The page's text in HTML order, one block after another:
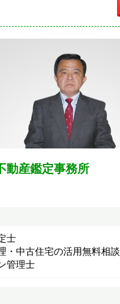
動産鑑定事務所
士
・中古住宅の活用無料相談
管理士